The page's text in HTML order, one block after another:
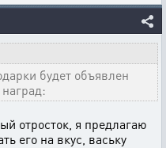
будет объявлен
отросток, я предлагаю
его на вкус, ваську